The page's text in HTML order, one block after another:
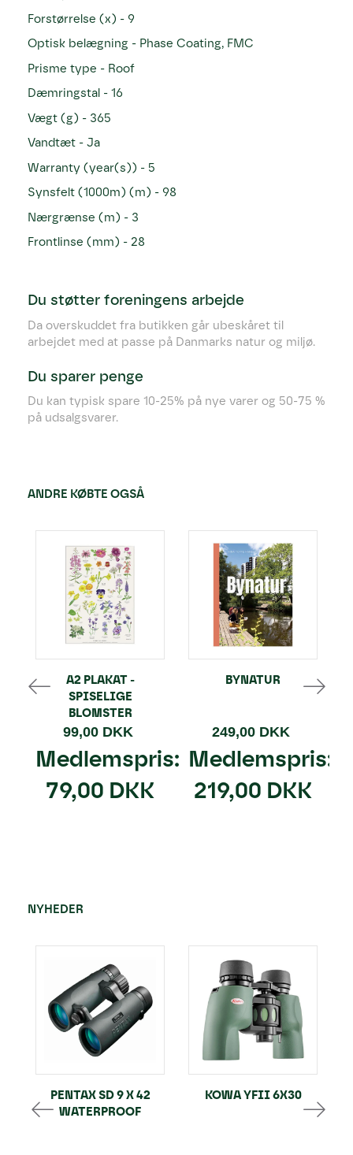
Forstørrelse (x) - 9
Optisk belægning - Phase Coating, FMC
Prisme type - Roof
Dæmringstal - 16
Vægt (g) - 365
Vandtæt - Ja
Warranty (year(s)) - 5
Synsfelt (1000m) (m) - 98
Nærgrænse (m) - 3
Frontlinse (mm) - 28
Du støtter foreningens arbejde
Da overskuddet fra butikken går ubeskåret til
arbejdet med at passe på Danmarks natur og miljø.
Du sparer penge
Du kan typisk spare 10-25% på nye varer og 50-75 %
på udsalgsvarer.
ANDRE KØBTE OGSÅ
A2 PLAKAT -
SPISELIGE
BLOMSTER
99,00 DKK
Medlemspris:
79,00 DKK
BYNATUR
249,00 DKK
Medlemspris:
219,00 DKK
NYHEDER
PENTAX SD 9 X 42
WATERPROOF
KOWA YFII 6X30